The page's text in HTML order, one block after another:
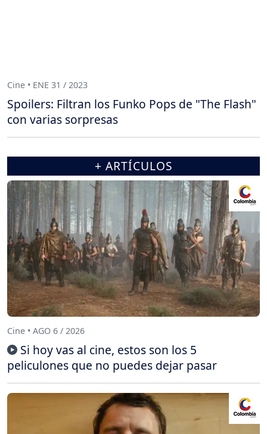
Cine • ENE 31 / 2023
Spoilers: Filtran los Funko Pops de "The Flash"
con varias sorpresas
+ ARTÍCULOS
Cine • AGO 6 / 2026
Si hoy vas al cine, estos son los 5
peliculones que no puedes dejar pasar